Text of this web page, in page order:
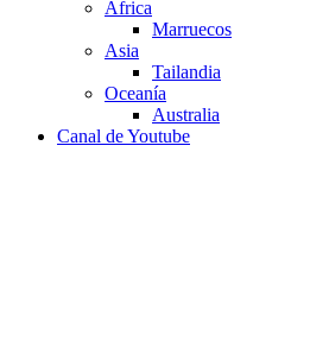
África
Marruecos
Asia
Tailandia
Oceanía
Australia
Canal de Youtube